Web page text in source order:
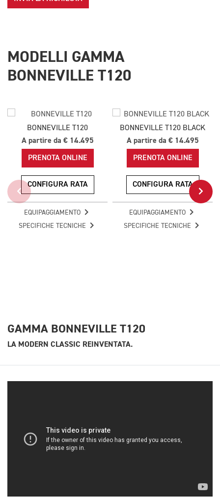
MODELLI GAMMA
BONNEVILLE T120
BONNEVILLE T120
A partire da € 14.495
PRENOTA ONLINE
CONFIGURA RATA
EQUIPAGGIAMENTO
SPECIFICHE TECNICHE
BONNEVILLE T120 BLACK
A partire da € 14.495
PRENOTA ONLINE
CONFIGURA RATA
EQUIPAGGIAMENTO
SPECIFICHE TECNICHE
GAMMA BONNEVILLE T120
LA MODERN CLASSIC REINVENTATA.